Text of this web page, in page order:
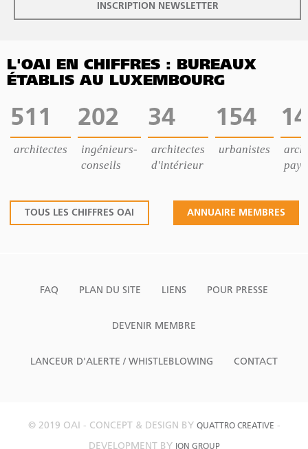
INSCRIPTION NEWSLETTER
L'OAI EN CHIFFRES : BUREAUX
ÉTABLIS AU LUXEMBOURG
511
architectes
202
ingénieurs-
conseils
34
architectes
d'intérieur
154
urbanistes
14
TOUS LES CHIFFRES OAI ANNUAIRE MEMBRES
FAQ PLAN DU SITE LIENS POUR PRESSE
DEVENIR MEMBRE
LANCEUR D'ALERTE / WHISTLEBLOWING CONTACT
© 2019 OAI - CONCEPT & DESIGN BY QUATTRO CREATIVE -
DEVELOPMENT BY
ION GROUP